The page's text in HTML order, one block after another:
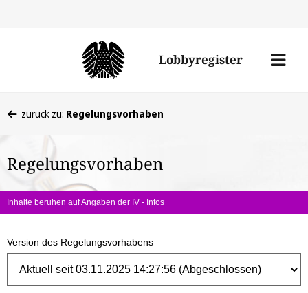
Lobbyregister
Menü
befinden
hier:
zurück zu: Regelungsvorhaben
Regelungsvorhaben
Inhalte beruhen auf Angaben der IV - Infos
Version des Regelungsvorhabens